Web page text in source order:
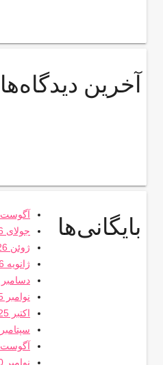
آخرین دیدگاه‌ها
بایگانی‌ها
آگوست 2026
جولای 2026
ژوئن 2026
ژانویه 2026
دسامبر 2025
نوامبر 2025
اکتبر 2025
سپتامبر 2025
آگوست 2025
نوامبر 2020